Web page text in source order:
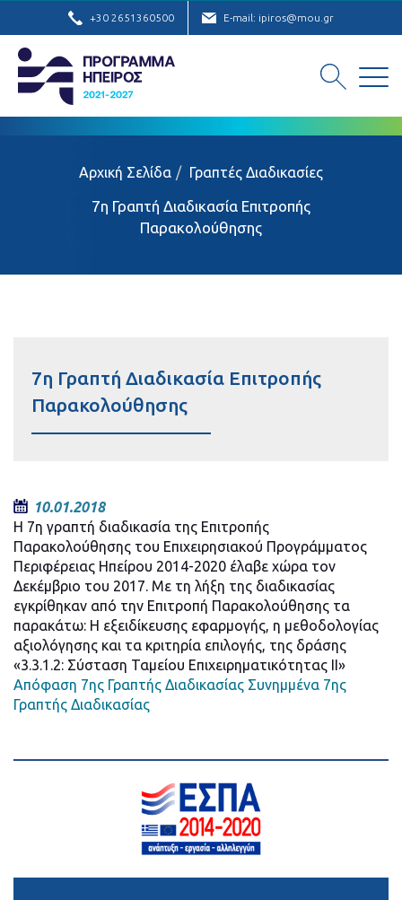
+30 2651360500 E-mail: ipiros@mou.gr
Αρχική Σελίδα Γραπτές Διαδικασίες
7η Γραπτή Διαδικασία Επιτροπής
Παρακολούθησης
7η Γραπτή Διαδικασία Επιτροπής
Παρακολούθησης
10.01.2018
Η 7η γραπτή διαδικασία της Επιτροπής
Παρακολούθησης του Επιχειρησιακού Προγράμματος
Περιφέρειας Ηπείρου 2014-2020 έλαβε χώρα τον
Δεκέμβριο του 2017. Με τη λήξη της διαδικασίας
εγκρίθηκαν από την Επιτροπή Παρακολούθησης τα
παρακάτω: Η εξειδίκευσης εφαρμογής, η μεθοδολογίας
αξιολόγησης και τα κριτηρία επιλογής, της δράσης
«3.3.1.2: Σύσταση Ταμείου Επιχειρηματικότητας ΙΙ»
Απόφαση 7ης Γραπτής Διαδικασίας Συνημμένα 7ης
Γραπτής Διαδικασίας